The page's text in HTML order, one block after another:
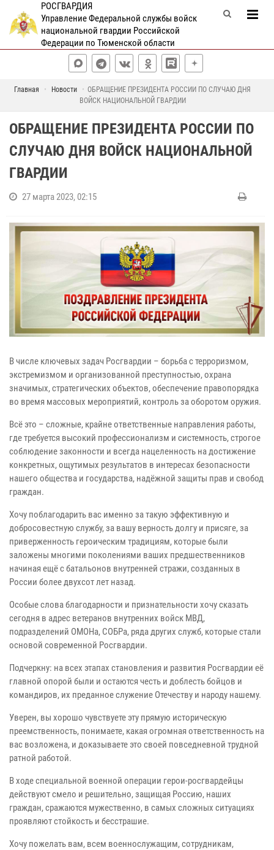
РОСГВАРДИЯ
Управление Федеральной службы войск
национальной гвардии Российской
Федерации по Тюменской области
Главная Новости
ОБРАЩЕНИЕ ПРЕЗИДЕНТА РОССИИ ПО СЛУЧАЮ ДНЯ
ВОЙСК НАЦИОНАЛЬНОЙ ГВАРДИИ
ОБРАЩЕНИЕ ПРЕЗИДЕНТА РОССИИ ПО
СЛУЧАЮ ДНЯ ВОЙСК НАЦИОНАЛЬНОЙ
ГВАРДИИ
27 марта 2023, 02:15
В числе ключевых задач Росгвардии – борьба с терроризмом,
экстремизмом и организованной преступностью, охрана
значимых, стратегических объектов, обеспечение правопорядка
во время массовых мероприятий, контроль за оборотом оружия.
Всё это – сложные, крайне ответственные направления работы,
где требуется высокий профессионализм и системность, строгое
соблюдение законности и всегда нацеленность на достижение
конкретных, ощутимых результатов в интересах безопасности
нашего общества и государства, надёжной защиты прав и свобод
граждан.
Хочу поблагодарить вас именно за такую эффективную и
добросовестную службу, за вашу верность долгу и присяге, за
приверженность героическим традициям, которые были
заложены многими поколениями ваших предшественников
начиная ещё с батальонов внутренней стражи, созданных в
России более двухсот лет назад.
Особые слова благодарности и признательности хочу сказать
сегодня в адрес ветеранов внутренних войск МВД,
подразделений ОМОНа, СОБРа, ряда других служб, которые стали
основой современной Росгвардии.
Подчеркну: на всех этапах становления и развития Росгвардии её
главной опорой были и остаются честь и доблесть бойцов и
командиров, их преданное служение Отечеству и народу нашему.
Уверен, вы хорошо чувствуете эту прямую историческую
преемственность, понимаете, какая огромная ответственность на
вас возложена, и доказываете это своей повседневной трудной
ратной работой.
В ходе специальной военной операции герои-росгвардейцы
действуют смело и решительно, защищая Россию, наших
граждан, сражаются мужественно, в самых сложных ситуациях
проявляют стойкость и бесстрашие.
Хочу пожелать вам, всем военнослужащим, сотрудникам,